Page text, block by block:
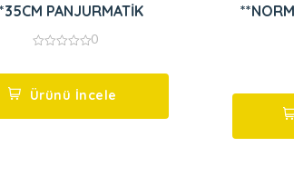
PANJURMATİK
5
0
Ürünü İncele